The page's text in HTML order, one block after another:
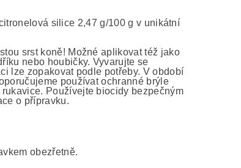
silice 2,47 g/100 g v unikátní
srst koně! Možné aplikovat též jako
nebo houbičky. Vyvarujte se
lze zopakovat podle potřeby. V období
používat ochranné brýle
Používejte biocidy bezpečným
o přípravku.
obezřetně.